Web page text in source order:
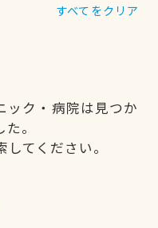
すべてをクリア
ック・病院は見つか
。
てください。